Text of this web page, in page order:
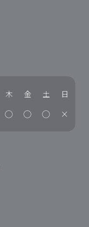
木 金 土 日
◯ ◯ ◯ ×